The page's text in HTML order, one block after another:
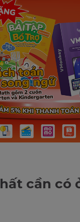
cần có